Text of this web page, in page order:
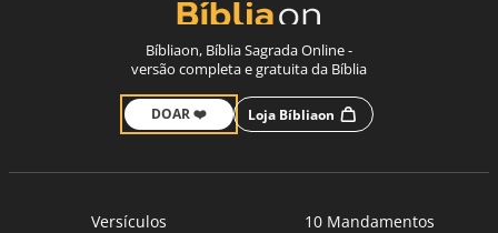
Bíbliaon, Bíblia Sagrada Online -
versão completa e gratuita da Bíblia
DOAR ❤️ Loja Bíbliaon
Versículos
10 Mandamentos